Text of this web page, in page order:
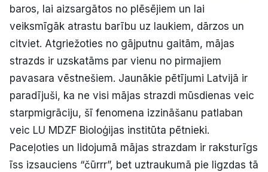
baros, lai aizsargātos no plēsējiem un lai
veiksmīgāk atrastu barību uz laukiem, dārzos un
citviet. Atgriežoties no gājputnu gaitām, mājas
strazds ir uzskatāms par vienu no pirmajiem
pavasara vēstnešiem. Jaunākie pētījumi Latvijā ir
paradījuši, ka ne visi mājas strazdi mūsdienas veic
starpmigrāciju, šī fenomena izzināšanu patlaban
veic LU MDZF Bioloģijas institūta pētnieki.
Paceļoties un lidojumā mājas strazdam ir raksturīgs
īss izsauciens “čūrrr”, bet uztraukumā pie ligzdas tā